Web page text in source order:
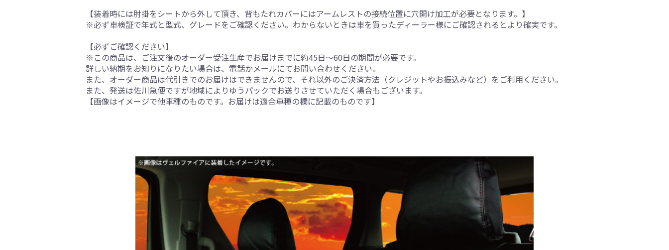
【装着時には肘掛をシートから外して頂き、背もたれカバーにはアームレストの接続位置に穴開け加工が必要となります。】
※必ず車検証で年式と型式、グレードをご確認ください。わからないときは車を買ったディーラー様にご確認されるとより確実です。
【必ずご確認ください】
※この商品は、ご注文後のオーダー受注生産でお届けまでに約45日～60日の期間が必要です。
詳しい納期をお知りになりたい場合は、電話かメールにてお問い合わせください。
また、オーダー商品は代引きでのお届けはできませんので、それ以外のご決済方法（クレジットやお振込みなど）をご利用ください。
また、発送は佐川急便ですが地域によりゆうパックでお送りさせていただく場合もございます。
【画像はイメージで他車種のものです。お届けは適合車種の欄に記載のものです】